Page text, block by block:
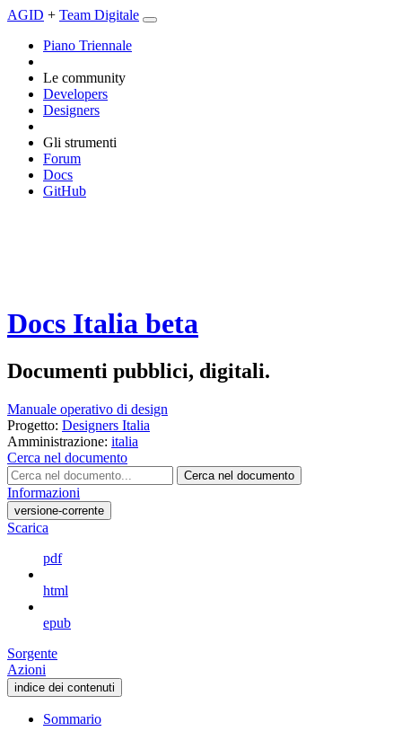
AGID + Team Digitale
Piano Triennale
Le community
Developers
Designers
Gli strumenti
Forum
Docs
GitHub
Docs Italia beta
Documenti pubblici, digitali.
Manuale operativo di design
Progetto: Designers Italia
Amministrazione: italia
Cerca nel documento
Cerca nel documento
Informazioni
versione-corrente
Scarica
pdf
html
epub
Sorgente
Azioni
indice dei contenuti
Sommario